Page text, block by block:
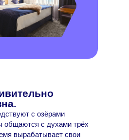
с озёрами
общаются с духами трёх
вырабатывает свои